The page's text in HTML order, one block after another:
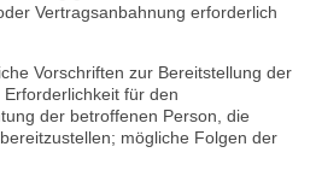
Vertragsanbahnung erforderlich
Vorschriften zur Bereitstellung der
für den
der betroffenen Person, die
mögliche Folgen der